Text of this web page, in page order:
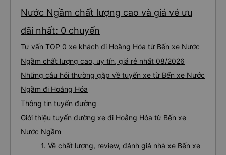
Nước Ngầm chất lượng cao và giá vé ưu
đãi nhất: 0 chuyến
Tư vấn TOP 0 xe khách đi Hoằng Hóa từ Bến xe Nước
Ngầm chất lượng cao, uy tín, giá rẻ nhất 08/2026
Những câu hỏi thường gặp về tuyến xe từ Bến xe Nước
Ngầm đi Hoằng Hóa
Thông tin tuyến đường
Giới thiệu tuyến đường xe đi Hoằng Hóa từ Bến xe
Nước Ngầm
1. Về chất lượng, review, đánh giá nhà xe Bến xe